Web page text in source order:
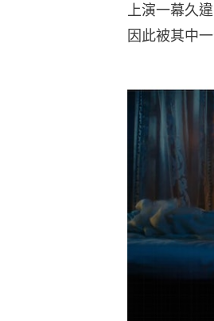
上演一幕久
因此被其中